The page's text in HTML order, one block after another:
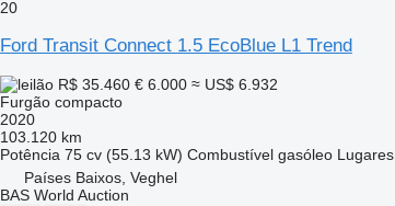
20
Ford Transit Connect 1.5 EcoBlue L1 Trend
R$ 35.460 € 6.000 ≈ US$ 6.932
Furgão compacto
2020
103.120 km
Potência 75 cv (55.13 kW) Combustível gasóleo Lugares
Países Baixos, Veghel
BAS World Auction